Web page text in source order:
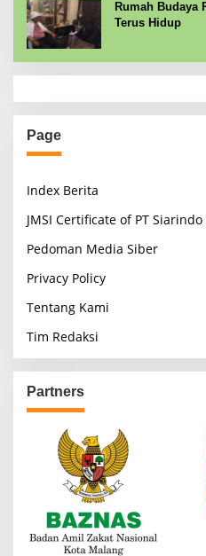
Rumah Budaya
Terus Hidup
Page
Index Berita
JMSI Certificate of PT
Pedoman Media Siber
Privacy Policy
Tentang Kami
Tim Redaksi
Partners